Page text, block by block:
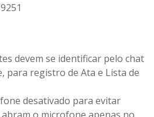
devem se identificar pelo chat
para registro de Ata e Lista de
desativado para evitar